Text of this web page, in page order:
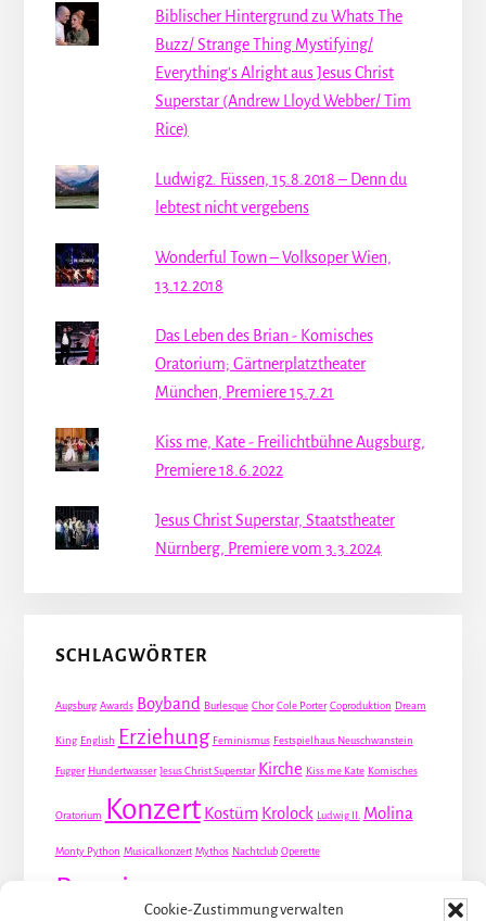
Cookie-Zustimmung verwalten
Biblischer Hintergrund zu Whats The
Buzz/ Strange Thing Mystifying/
Everything's Alright aus Jesus Christ
Superstar (Andrew Lloyd Webber/ Tim
Rice)
Ludwig2. Füssen, 15.8.2018 – Denn du
lebtest nicht vergebens
Wonderful Town – Volksoper Wien,
13.12.2018
Das Leben des Brian - Komisches
Oratorium; Gärtnerplatztheater
München, Premiere 15.7.21
Kiss me, Kate - Freilichtbühne Augsburg,
Premiere 18.6.2022
Jesus Christ Superstar, Staatstheater
Nürnberg, Premiere vom 3.3.2024
SCHLAGWÖRTER
Augsburg Awards Boyband Burlesque Chor Cole Porter Coproduktion Dream
King English Erziehung Feminismus Festspielhaus Neuschwanstein
Fugger Hundertwasser Jesus Christ Superstar Kirche Kiss me Kate Komisches
Oratorium Konzert Kostüm Krolock Ludwig II. Molina
Monty Python Musicalkonzert Mythos Nachtclub Operette
Premiere